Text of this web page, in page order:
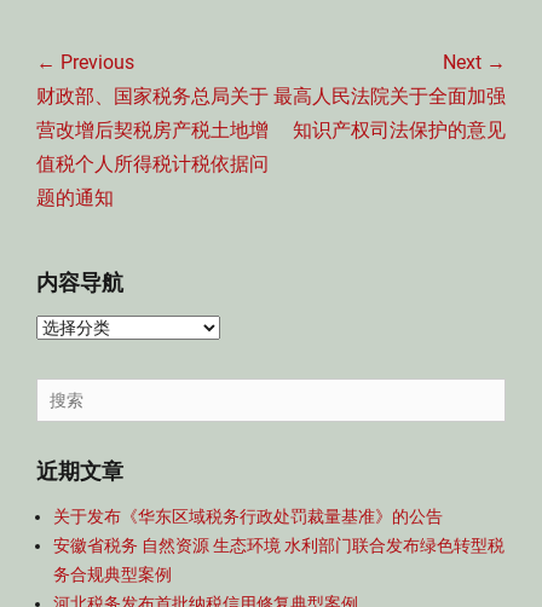
章
导
航
← Previous
Previous
post:
财政部、国家税务总局关于
营改增后契税房产税土地增
值税个人所得税计税依据问
题的通知
Next →
Next
post:
最高人民法院关于全面加强
知识产权司法保护的意见
内容导航
内
导
航
Search
for:
近期文章
关于发布《华东区域税务行政处罚裁量基准》的公告
安徽省税务 自然资源 生态环境 水利部门联合发布绿色转型税
务合规典型案例